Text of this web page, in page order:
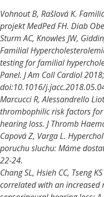
Vohnout B, Rašlová K.
projekt MedPed FH. Diab
Sturm AC, Knowles JW,
Familial
testing for familial
Panel. J Am Coll Cardiol
doi:10.1016/
Marcucci R, Alessandrello
thrombophilic risk factors
hearing loss. J Thromb
Capová Z, Varga L.
poruchu sluchu: Máme
22-24.
Chang SL, Hsieh CC, Tseng
correlated with an